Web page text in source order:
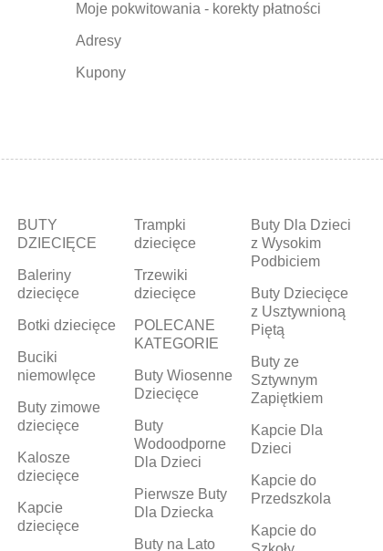
Moje pokwitowania - korekty płatności
Adresy
Kupony
BUTY
DZIECIĘCE
Baleriny
dziecięce
Botki dziecięce
Buciki
niemowlęce
Buty zimowe
dziecięce
Kalosze
dziecięce
Kapcie
dziecięce
Trampki
dziecięce
Trzewiki
dziecięce
POLECANE
KATEGORIE
Buty Wiosenne
Dziecięce
Buty
Wodoodporne
Dla Dzieci
Pierwsze Buty
Dla Dziecka
Buty na Lato
Buty Dla Dzieci
z Wysokim
Podbiciem
Buty Dziecięce
z Usztywnioną
Piętą
Buty ze
Sztywnym
Zapiętkiem
Kapcie Dla
Dzieci
Kapcie do
Przedszkola
Kapcie do